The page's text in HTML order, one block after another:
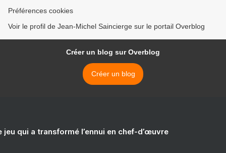
Préférences cookies
Voir le profil de Jean-Michel Saincierge sur le portail Overblog
Créer un blog sur Overblog
Créer un blog
jeu qui a transformé l’ennui en chef-d’œuvre